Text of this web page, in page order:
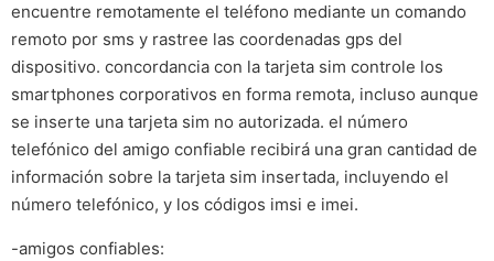
encuentre remotamente el teléfono mediante un comando
remoto por sms y rastree las coordenadas gps del
dispositivo. concordancia con la tarjeta sim controle los
smartphones corporativos en forma remota, incluso aunque
se inserte una tarjeta sim no autorizada. el número
telefónico del amigo confiable recibirá una gran cantidad de
información sobre la tarjeta sim insertada, incluyendo el
número telefónico, y los códigos imsi e imei.
-amigos confiables: